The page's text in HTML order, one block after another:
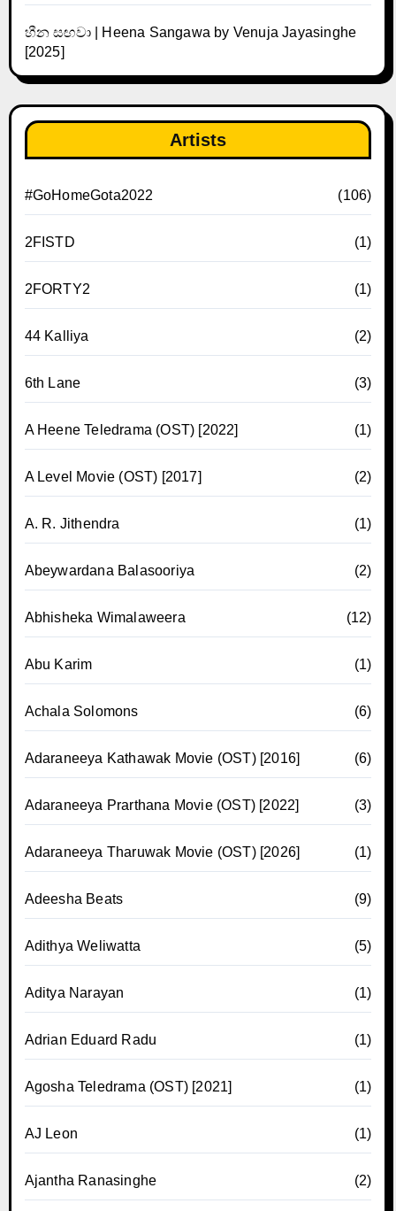
හීන සඟවා | Heena Sangawa by Venuja Jayasinghe
[2025]
Artists
#GoHomeGota2022 (106)
2FISTD (1)
2FORTY2 (1)
44 Kalliya (2)
6th Lane (3)
A Heene Teledrama (OST) [2022] (1)
A Level Movie (OST) [2017] (2)
A. R. Jithendra (1)
Abeywardana Balasooriya (2)
Abhisheka Wimalaweera (12)
Abu Karim (1)
Achala Solomons (6)
Adaraneeya Kathawak Movie (OST) [2016] (6)
Adaraneeya Prarthana Movie (OST) [2022] (3)
Adaraneeya Tharuwak Movie (OST) [2026] (1)
Adeesha Beats (9)
Adithya Weliwatta (5)
Aditya Narayan (1)
Adrian Eduard Radu (1)
Agosha Teledrama (OST) [2021] (1)
AJ Leon (1)
Ajantha Ranasinghe (2)